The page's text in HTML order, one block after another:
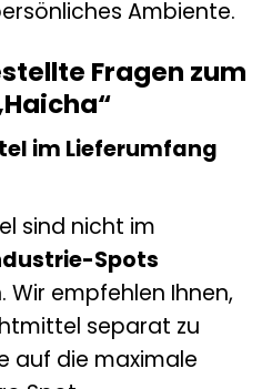
Ambiente.
Fragen zum
im Lieferumfang
sind nicht im
Spots
Wir empfehlen Ihnen,
separat zu
auf die maximale